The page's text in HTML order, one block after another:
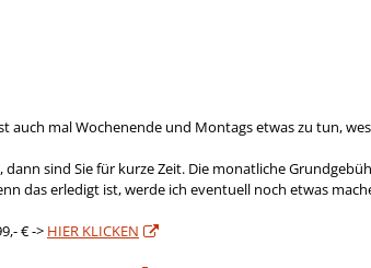
auch mal Wochenende und Montags etwas zu tun,
sind Sie für kurze Zeit. Die monatliche
das erledigt ist, werde ich eventuell noch etwas
€ -> HIER KLICKEN